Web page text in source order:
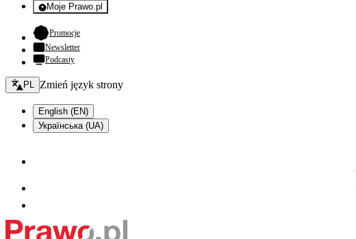
Moje Prawo.pl
- rejestracja i logowanie do serwisu
Promocje- otwiera się w nowej karcie
Newsletter
Podcasty
Zmień język - bieżący:
PL Zmień język strony
English (EN)
Українська (UA)